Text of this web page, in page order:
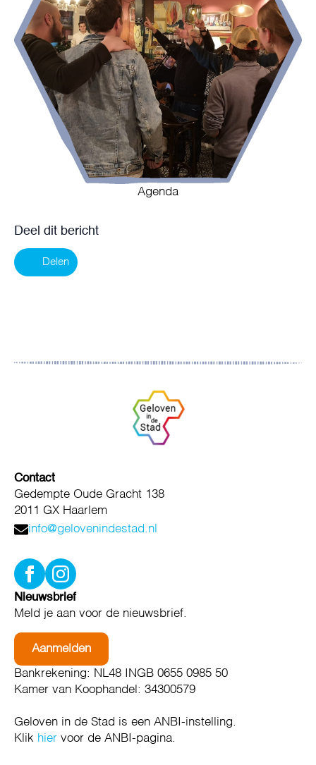
Agenda
Deel dit bericht
Delen
Contact
Gedempte Oude Gracht 138
2011 GX Haarlem
info@gelovenindestad.nl
Nieuwsbrief
Meld je aan voor de nieuwsbrief.
Aanmelden
Bankrekening: NL48 INGB 0655 0985 50
Kamer van Koophandel: 34300579
Geloven in de Stad is een ANBI-instelling.
Klik hier voor de ANBI-pagina.